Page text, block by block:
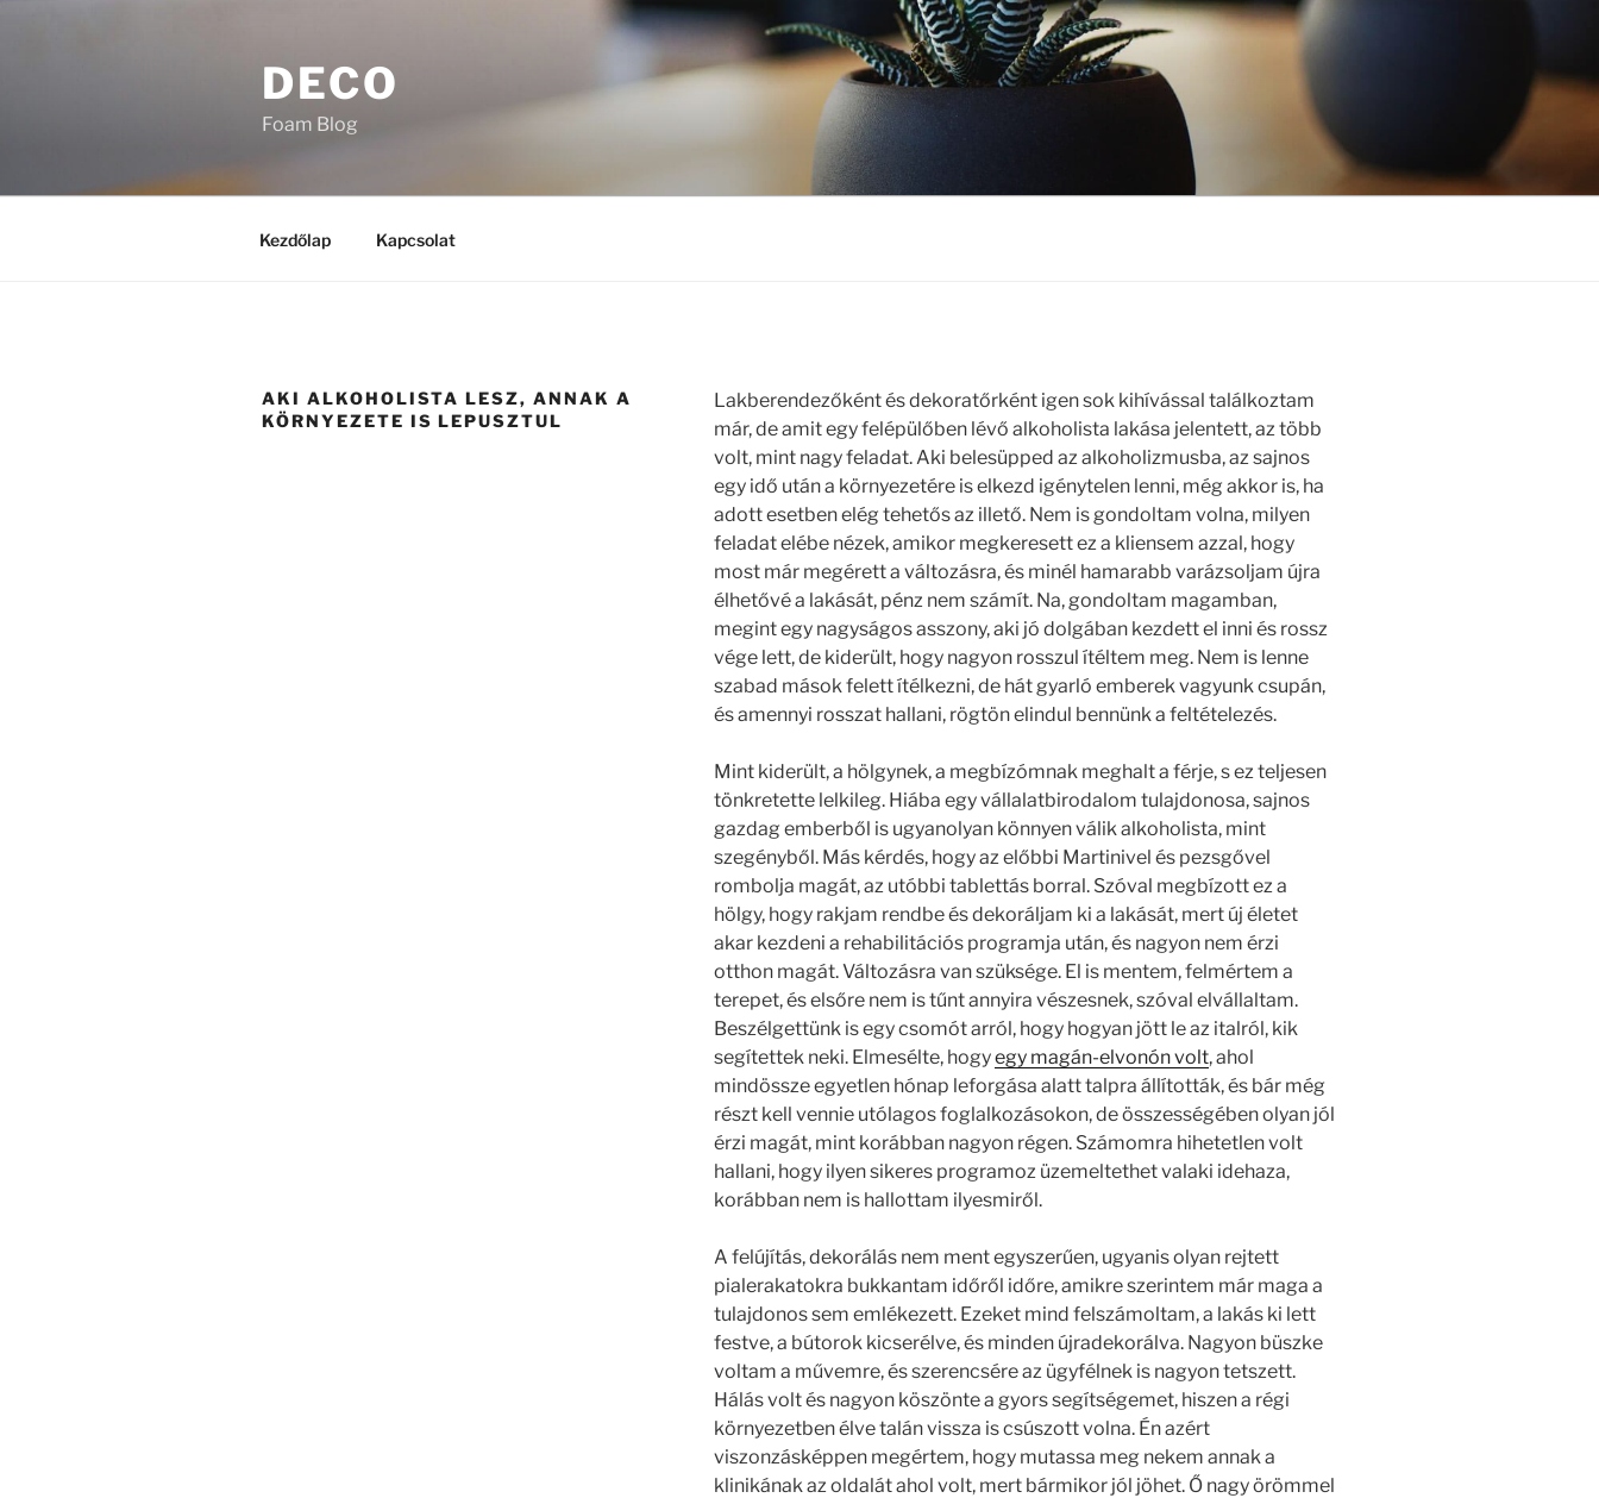
DECO
Foam Blog
Kezdőlap Kapcsolat
AKI ALKOHOLISTA LESZ, ANNAK A
KÖRNYEZETE IS LEPUSZTUL
Lakberendezőként és dekoratőrként igen sok kihívással találkoztam
már, de amit egy felépülőben lévő alkoholista lakása jelentett, az több
volt, mint nagy feladat. Aki belesüpped az alkoholizmusba, az sajnos
egy idő után a környezetére is elkezd igénytelen lenni, még akkor is, ha
adott esetben elég tehetős az illető. Nem is gondoltam volna, milyen
feladat elébe nézek, amikor megkeresett ez a kliensem azzal, hogy
most már megérett a változásra, és minél hamarabb varázsoljam újra
élhetővé a lakását, pénz nem számít. Na, gondoltam magamban,
megint egy nagyságos asszony, aki jó dolgában kezdett el inni és rossz
vége lett, de kiderült, hogy nagyon rosszul ítéltem meg. Nem is lenne
szabad mások felett ítélkezni, de hát gyarló emberek vagyunk csupán,
és amennyi rosszat hallani, rögtön elindul bennünk a feltételezés.
Mint kiderült, a hölgynek, a megbízómnak meghalt a férje, s ez teljesen
tönkretette lelkileg. Hiába egy vállalatbirodalom tulajdonosa, sajnos
gazdag emberből is ugyanolyan könnyen válik alkoholista, mint
szegényből. Más kérdés, hogy az előbbi Martinivel és pezsgővel
rombolja magát, az utóbbi tablettás borral. Szóval megbízott ez a
hölgy, hogy rakjam rendbe és dekoráljam ki a lakását, mert új életet
akar kezdeni a rehabilitációs programja után, és nagyon nem érzi
otthon magát. Változásra van szüksége. El is mentem, felmértem a
terepet, és elsőre nem is tűnt annyira vészesnek, szóval elvállaltam.
Beszélgettünk is egy csomót arról, hogy hogyan jött le az italról, kik
segítettek neki. Elmesélte, hogyegy magán-elvonón volt, ahol
mindössze egyetlen hónap leforgása alatt talpra állították, és bár még
részt kell vennie utólagos foglalkozásokon, de összességében olyan jól
érzi magát, mint korábban nagyon régen. Számomra hihetetlen volt
hallani, hogy ilyen sikeres programoz üzemeltethet valaki idehaza,
korábban nem is hallottam ilyesmiről.
A felújítás, dekorálás nem ment egyszerűen, ugyanis olyan rejtett
pialerakatokra bukkantam időről időre, amikre szerintem már maga a
tulajdonos sem emlékezett. Ezeket mind felszámoltam, a lakás ki lett
festve, a bútorok kicserélve, és minden újradekorálva. Nagyon büszke
voltam a művemre, és szerencsére az ügyfélnek is nagyon tetszett.
Hálás volt és nagyon köszönte a gyors segítségemet, hiszen a régi
környezetben élve talán vissza is csúszott volna. Én azért
viszonzásképpen megértem, hogy mutassa meg nekem annak a
klinikának az oldalát ahol volt, mert bármikor jól jöhet. Ő nagy örömmel